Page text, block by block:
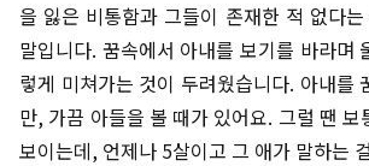
을 잃은 비통함과 그들이 존재한 적 없다
말입니다. 꿈속에서 아내를 보기를 바라며
렇게 미쳐가는 것이 두려웠습니다. 아내를
만, 가끔 아들을 볼 때가 있어요. 그럴 땐 보
보이는데, 언제나 5살이고 그 애가 말하는